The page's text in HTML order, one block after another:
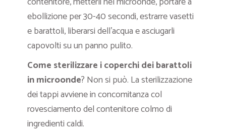
ebollizione per 30-40 secondi, estrarre vasetti
e barattoli, liberarsi dell’acqua e asciugarli
capovolti su un panno pulito.
Come sterilizzare i coperchi dei barattoli
in microonde? Non si può. La sterilizzazione
dei tappi avviene in concomitanza col
rovesciamento del contenitore colmo di
ingredienti caldi.